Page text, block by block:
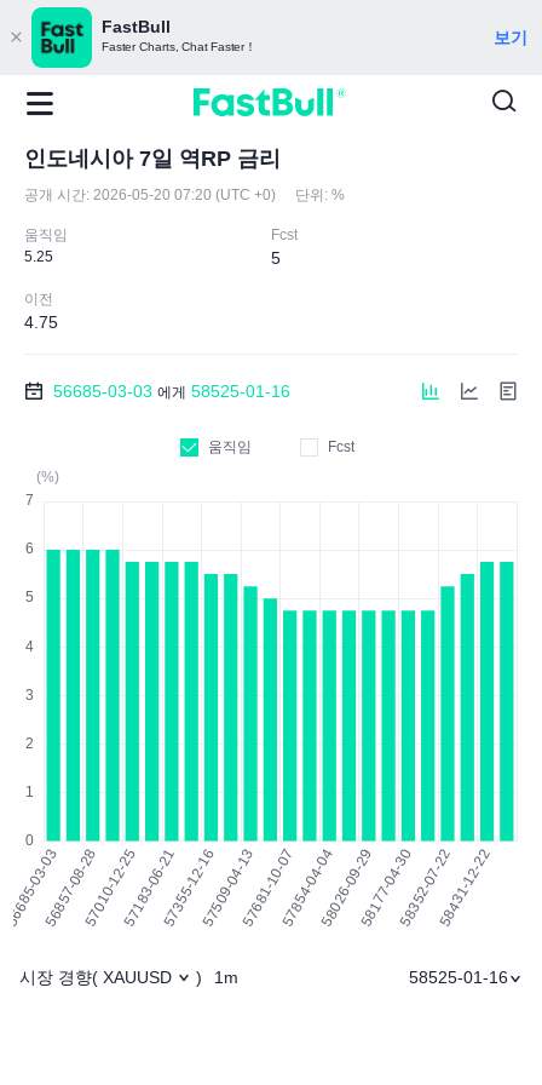
FastBull
Faster Charts, Chat Faster！ 보기
인도네시아 7일 역RP 금리
공개 시간: 2026-05-20 07:20 (UTC +0) 단위: %
움직임
5.25
Fcst
5
이전
4.75
56685-03-03 에게 58525-01-16
움직임
Fcst
(%)
시장 경향( XAUUSD ) 1m 58525-01-16